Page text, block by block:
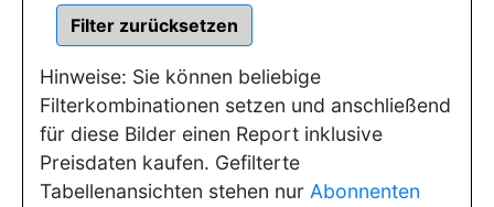
Hinweise: Sie können beliebige
Filterkombinationen setzen und anschließend
für diese Bilder einen Report inklusive
Preisdaten kaufen. Gefilterte
Tabellenansichten stehen nur Abonnenten